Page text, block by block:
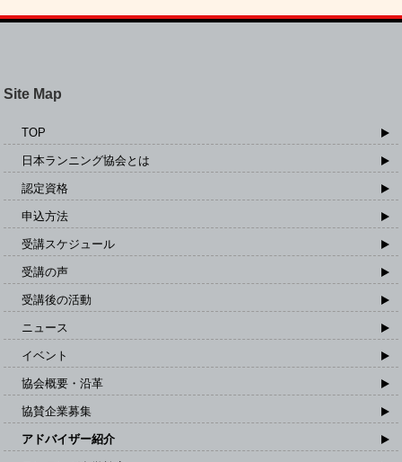
Site Map
TOP
日本ランニング協会とは
認定資格
申込方法
受講スケジュール
受講の声
受講後の活動
ニュース
イベント
協会概要・沿革
協賛企業募集
アドバイザー紹介